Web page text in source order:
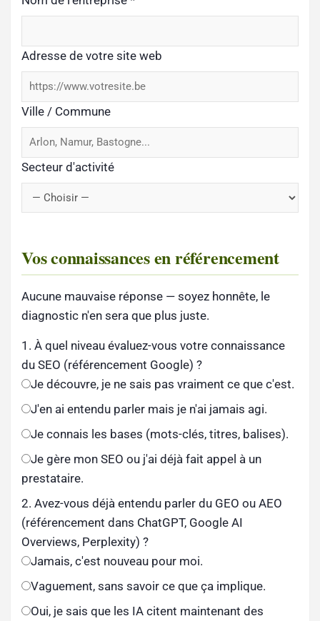
Adresse de votre site web
Ville / Commune
Secteur d'activité
Vos connaissances en référencement
Aucune mauvaise réponse — soyez honnête, le
diagnostic n'en sera que plus juste.
1. À quel niveau évaluez-vous votre connaissance
du SEO (référencement Google) ?
Je découvre, je ne sais pas vraiment ce que c'est.
J'en ai entendu parler mais je n'ai jamais agi.
Je connais les bases (mots-clés, titres, balises).
Je gère mon SEO ou j'ai déjà fait appel à un
prestataire.
2. Avez-vous déjà entendu parler du GEO ou AEO
(référencement dans ChatGPT, Google AI
Overviews, Perplexity) ?
Jamais, c'est nouveau pour moi.
Vaguement, sans savoir ce que ça implique.
Oui, je sais que les IA citent maintenant des